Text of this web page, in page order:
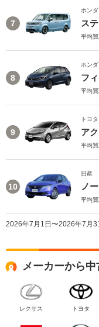
7
ホンダ
ス
平均買
8
ホンダ
フ
平均買
9
トヨタ
ア
平均買
10
日産
ノ
平均買
2026年7月1日〜2026年7月
メーカーから
レクサス トヨタ